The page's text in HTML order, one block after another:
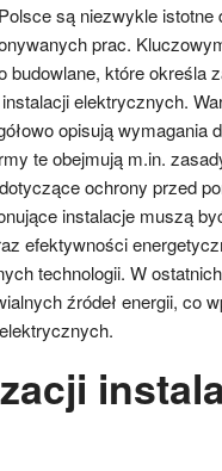
są niezwykle istotne
prac.
budowlane, które określa
elektrycznych.
opisują wymagania
te obejmują m.in.
ochrony przed
instalacje muszą
efektywności
technologii. W
źródeł energii, co